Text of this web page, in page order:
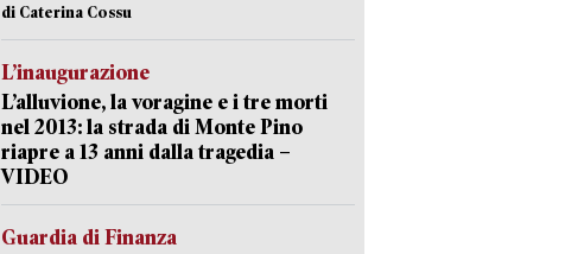
di Caterina Cossu
L’inaugurazione
L’alluvione, la voragine e i tre morti
nel 2013: la strada di Monte Pino
riapre a 13 anni dalla tragedia –
VIDEO
Guardia di Finanza